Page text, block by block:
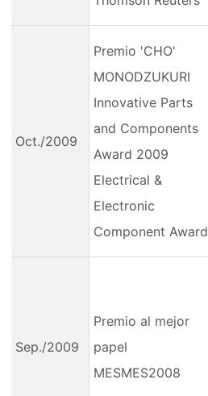
Oct./2009
Premio 'CHO'
MONODZUKURI
Innovative Parts
and Components
Award 2009
Electrical &
Electronic
Component Award
Sep./2009
Premio al mejor
papel
MESMES2008